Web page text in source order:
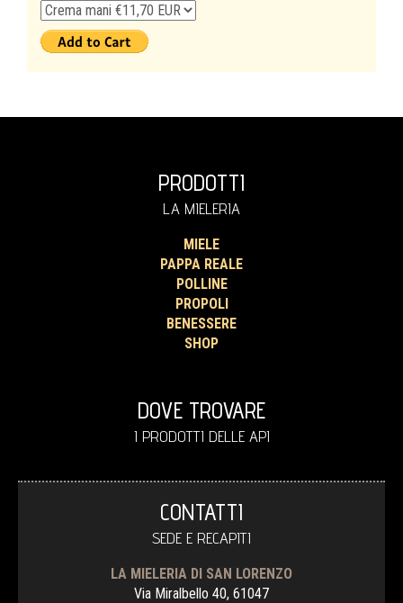
PRODOTTI
LA MIELERIA
MIELE
PAPPA REALE
POLLINE
PROPOLI
BENESSERE
SHOP
DOVE TROVARE
I PRODOTTI DELLE API
CONTATTI
SEDE E RECAPITI
LA MIELERIA DI SAN LORENZO
Via Miralbello 40, 61047